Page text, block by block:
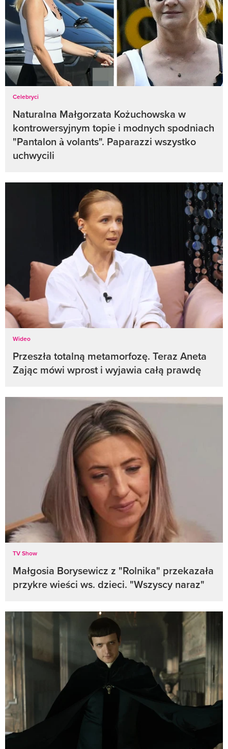
Celebryci
Naturalna Małgorzata Kożuchowska w
kontrowersyjnym topie i modnych spodniach
"Pantalon à volants". Paparazzi wszystko
uchwycili
Wideo
Przeszła totalną metamorfozę. Teraz Aneta
Zając mówi wprost i wyjawia całą prawdę
TV Show
Małgosia Borysewicz z "Rolnika" przekazała
przykre wieści ws. dzieci. "Wszyscy naraz"